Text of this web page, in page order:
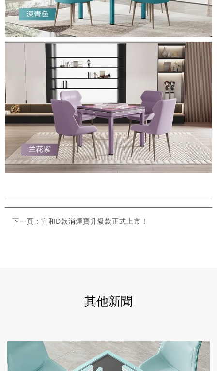
下一頁：宣和D款消煙寶升級款正式上市！
其他新聞